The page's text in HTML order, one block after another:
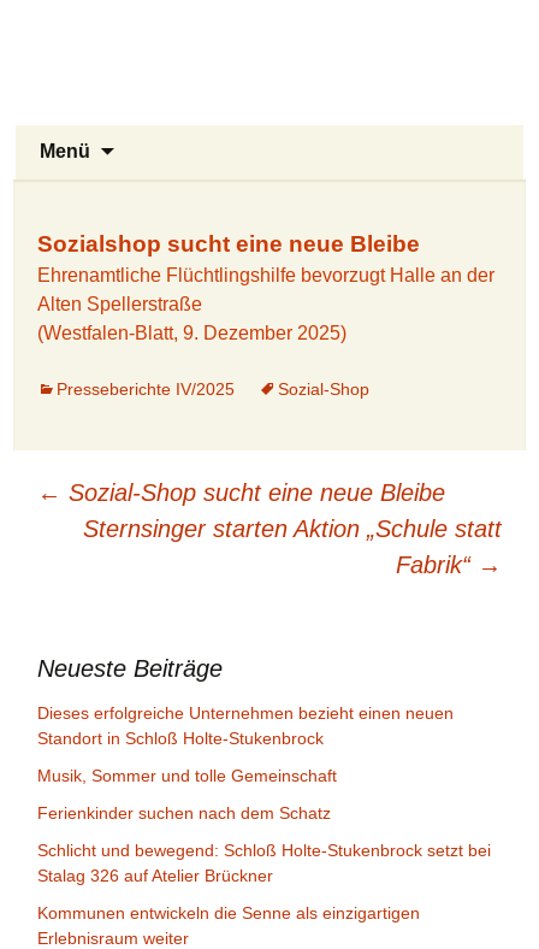
Menü
Sozialshop sucht eine neue Bleibe
Ehrenamtliche Flüchtlingshilfe bevorzugt Halle an der
Alten Spellerstraße
(Westfalen-Blatt, 9. Dezember 2025)
Presseberichte IV/2025 Sozial-Shop
Beitragsnavigation
← Sozial-Shop sucht eine neue Bleibe
Sternsinger starten Aktion „Schule statt
Fabrik“ →
Neueste Beiträge
Dieses erfolgreiche Unternehmen bezieht einen neuen
Standort in Schloß Holte-Stukenbrock
Musik, Sommer und tolle Gemeinschaft
Ferienkinder suchen nach dem Schatz
Schlicht und bewegend: Schloß Holte-Stukenbrock setzt bei
Stalag 326 auf Atelier Brückner
Kommunen entwickeln die Senne als einzigartigen
Erlebnisraum weiter